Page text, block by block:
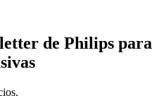
de Philips para